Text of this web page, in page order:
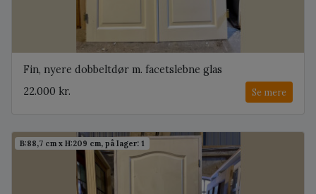
Fin, nyere dobbeltdør m. facetslebne glas
22.000 kr.
Se mere
B:88,7 cm x H:209 cm, på lager: 1